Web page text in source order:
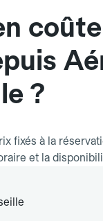
?
fixés à la
et la